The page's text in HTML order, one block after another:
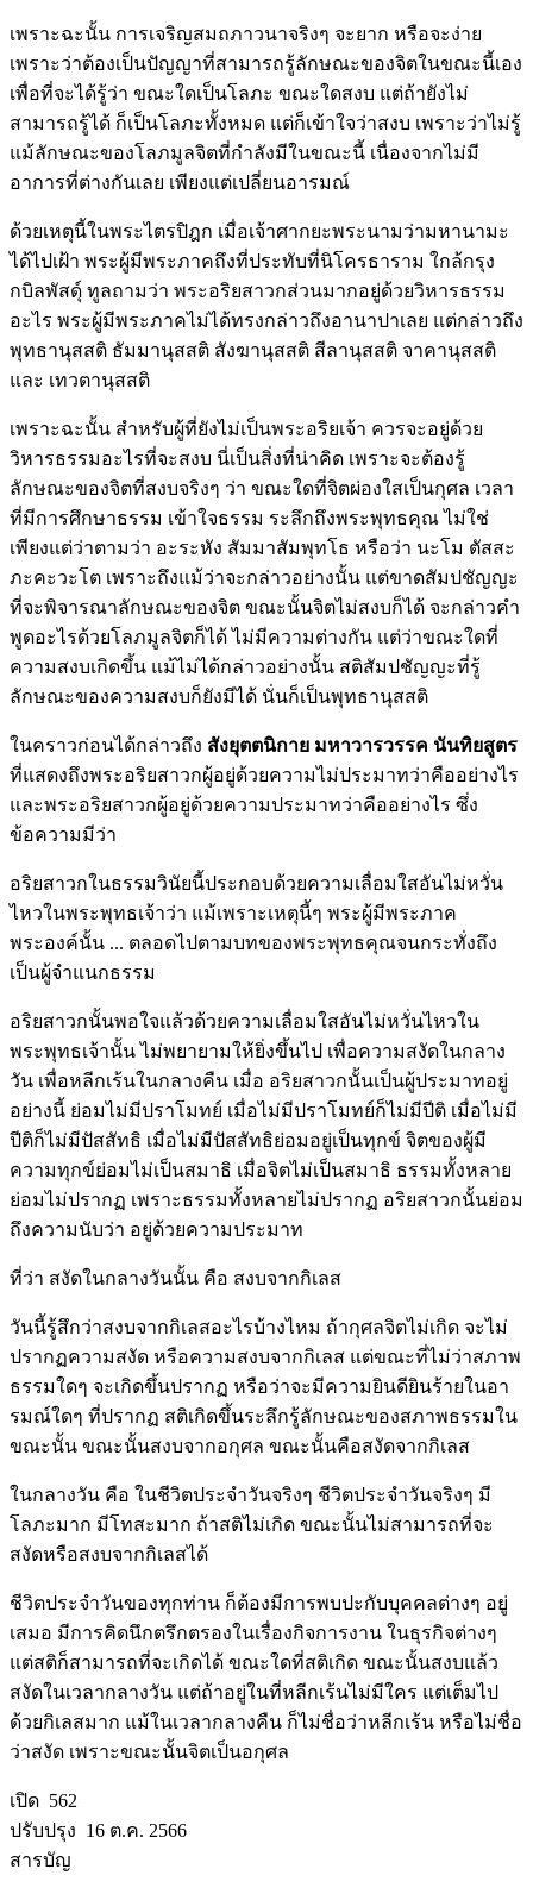
เพราะฉะนั้น การเจริญสมถภาวนาจริงๆ จะยาก หรือจะง่าย
เพราะว่าต้องเป็นปัญญาที่สามารถรู้ลักษณะของจิตในขณะนี้เอง
เพื่อที่จะได้รู้ว่า ขณะใดเป็นโลภะ ขณะใดสงบ แต่ถ้ายังไม่
สามารถรู้ได้ ก็เป็นโลภะทั้งหมด แต่ก็เข้าใจว่าสงบ เพราะว่าไม่รู้
แม้ลักษณะของโลภมูลจิตที่กำลังมีในขณะนี้ เนื่องจากไม่มี
อาการที่ต่างกันเลย เพียงแต่เปลี่ยนอารมณ์
ด้วยเหตุนี้ในพระไตรปิฎก เมื่อเจ้าศากยะพระนามว่ามหานามะ
ได้ไปเฝ้า พระผู้มีพระภาคถึงที่ประทับที่นิโครธาราม ใกล้กรุง
กบิลพัสดุ์ ทูลถามว่า พระอริยสาวกส่วนมากอยู่ด้วยวิหารธรรม
อะไร พระผู้มีพระภาคไม่ได้ทรงกล่าวถึงอานาปาเลย แต่กล่าวถึง
พุทธานุสสติ ธัมมานุสสติ สังฆานุสสติ สีลานุสสติ จาคานุสสติ
และ เทวตานุสสติ
เพราะฉะนั้น สำหรับผู้ที่ยังไม่เป็นพระอริยเจ้า ควรจะอยู่ด้วย
วิหารธรรมอะไรที่จะสงบ นี่เป็นสิ่งที่น่าคิด เพราะจะต้องรู้
ลักษณะของจิตที่สงบจริงๆ ว่า ขณะใดที่จิตผ่องใสเป็นกุศล เวลา
ที่มีการศึกษาธรรม เข้าใจธรรม ระลึกถึงพระพุทธคุณ ไม่ใช่
เพียงแต่ว่าตามว่า อะระหัง สัมมาสัมพุทโธ หรือว่า นะโม ตัสสะ
ภะคะวะโต เพราะถึงแม้ว่าจะกล่าวอย่างนั้น แต่ขาดสัมปชัญญะ
ที่จะพิจารณาลักษณะของจิต ขณะนั้นจิตไม่สงบก็ได้ จะกล่าวคำ
พูดอะไรด้วยโลภมูลจิตก็ได้ ไม่มีความต่างกัน แต่ว่าขณะใดที่
ความสงบเกิดขึ้น แม้ไม่ได้กล่าวอย่างนั้น สติสัมปชัญญะที่รู้
ลักษณะของความสงบก็ยังมีได้ นั่นก็เป็นพุทธานุสสติ
ในคราวก่อนได้กล่าวถึง สังยุตตนิกาย มหาวารวรรค นันทิยสูตร
ที่แสดงถึงพระอริยสาวกผู้อยู่ด้วยความไม่ประมาทว่าคืออย่างไร
และพระอริยสาวกผู้อยู่ด้วยความประมาทว่าคืออย่างไร ซึ่ง
ข้อความมีว่า
อริยสาวกในธรรมวินัยนี้ประกอบด้วยความเลื่อมใสอันไม่หวั่น
ไหวในพระพุทธเจ้าว่า แม้เพราะเหตุนี้ๆ พระผู้มีพระภาค
พระองค์นั้น ... ตลอดไปตามบทของพระพุทธคุณจนกระทั่งถึง
เป็นผู้จำแนกธรรม
อริยสาวกนั้นพอใจแล้วด้วยความเลื่อมใสอันไม่หวั่นไหวใน
พระพุทธเจ้านั้น ไม่พยายามให้ยิ่งขึ้นไป เพื่อความสงัดในกลาง
วัน เพื่อหลีกเร้นในกลางคืน เมื่อ อริยสาวกนั้นเป็นผู้ประมาทอยู่
อย่างนี้ ย่อมไม่มีปราโมทย์ เมื่อไม่มีปราโมทย์ก็ไม่มีปีติ เมื่อไม่มี
ปีติก็ไม่มีปัสสัทธิ เมื่อไม่มีปัสสัทธิย่อมอยู่เป็นทุกข์ จิตของผู้มี
ความทุกข์ย่อมไม่เป็นสมาธิ เมื่อจิตไม่เป็นสมาธิ ธรรมทั้งหลาย
ย่อมไม่ปรากฏ เพราะธรรมทั้งหลายไม่ปรากฏ อริยสาวกนั้นย่อม
ถึงความนับว่า อยู่ด้วยความประมาท
ที่ว่า สงัดในกลางวันนั้น คือ สงบจากกิเลส
วันนี้รู้สึกว่าสงบจากกิเลสอะไรบ้างไหม ถ้ากุศลจิตไม่เกิด จะไม่
ปรากฏความสงัด หรือความสงบจากกิเลส แต่ขณะที่ไม่ว่าสภาพ
ธรรมใดๆ จะเกิดขึ้นปรากฏ หรือว่าจะมีความยินดียินร้ายในอา
รมณ์ใดๆ ที่ปรากฏ สติเกิดขึ้นระลึกรู้ลักษณะของสภาพธรรมใน
ขณะนั้น ขณะนั้นสงบจากอกุศล ขณะนั้นคือสงัดจากกิเลส
ในกลางวัน คือ ในชีวิตประจำวันจริงๆ ชีวิตประจำวันจริงๆ มี
โลภะมาก มีโทสะมาก ถ้าสติไม่เกิด ขณะนั้นไม่สามารถที่จะ
สงัดหรือสงบจากกิเลสได้
ชีวิตประจำวันของทุกท่าน ก็ต้องมีการพบปะกับบุคคลต่างๆ อยู่
เสมอ มีการคิดนึกตรึกตรองในเรื่องกิจการงาน ในธุรกิจต่างๆ
แต่สติก็สามารถที่จะเกิดได้ ขณะใดที่สติเกิด ขณะนั้นสงบแล้ว
สงัดในเวลากลางวัน แต่ถ้าอยู่ในที่หลีกเร้นไม่มีใคร แต่เต็มไป
ด้วยกิเลสมาก แม้ในเวลากลางคืน ก็ไม่ชื่อว่าหลีกเร้น หรือไม่ชื่อ
ว่าสงัด เพราะขณะนั้นจิตเป็นอกุศล
เปิด 562
ปรับปรุง 16 ต.ค. 2566
สารบัญ